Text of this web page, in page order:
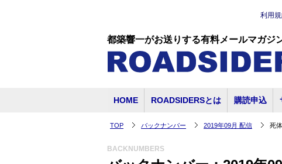
都築響一がお送りする有料メールマガジ
利用
HOME ROADSIDERSとは 購読申込
TOP バックナンバー 2019年09月 配信 死
BACKNUMBERS